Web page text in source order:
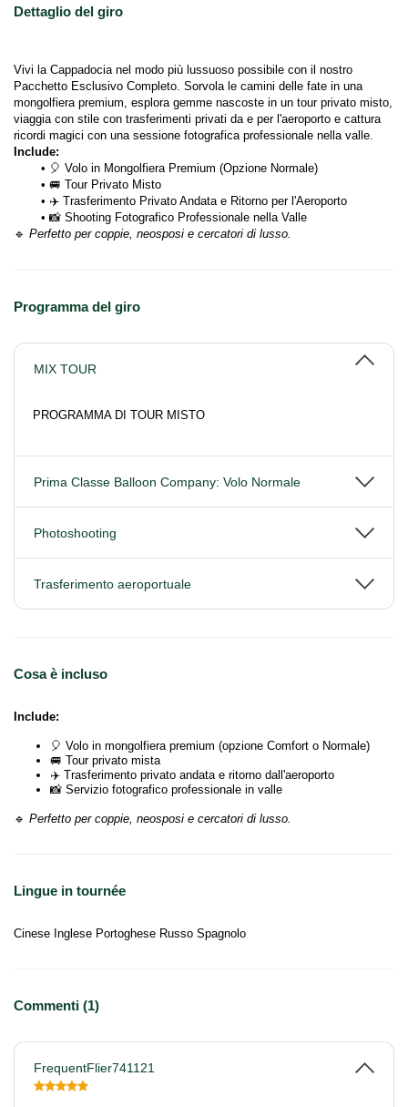
Dettaglio del giro
Vivi la Cappadocia nel modo più lussuoso possibile con il nostro
Pacchetto Esclusivo Completo. Sorvola le camini delle fate in una
mongolfiera premium, esplora gemme nascoste in un tour privato misto,
viaggia con stile con trasferimenti privati da e per l'aeroporto e cattura
ricordi magici con una sessione fotografica professionale nella valle.
Include:
🎈 Volo in Mongolfiera Premium (Opzione Normale)
🚐 Tour Privato Misto
✈️ Trasferimento Privato Andata e Ritorno per l'Aeroporto
📸 Shooting Fotografico Professionale nella Valle
🔹 Perfetto per coppie, neosposi e cercatori di lusso.
Programma del giro
MIX TOUR
PROGRAMMA DI TOUR MISTO
Prima Classe Balloon Company: Volo Normale
Photoshooting
Trasferimento aeroportuale
Cosa è incluso
Include:
🎈 Volo in mongolfiera premium (opzione Comfort o Normale)
🚐 Tour privato mista
✈️ Trasferimento privato andata e ritorno dall'aeroporto
📸 Servizio fotografico professionale in valle
🔹 Perfetto per coppie, neosposi e cercatori di lusso.
Lingue in tournée
Cinese Inglese Portoghese Russo Spagnolo
Commenti (1)
FrequentFlier741121